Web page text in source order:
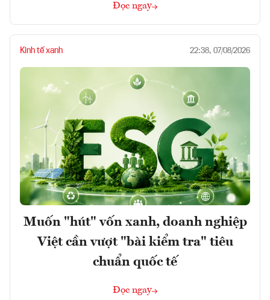
Đọc ngay
Kinh tế xanh 22:38, 07/08/2026
Muốn "hút" vốn xanh, doanh nghiệp
Việt cần vượt "bài kiểm tra" tiêu
chuẩn quốc tế
Đọc ngay